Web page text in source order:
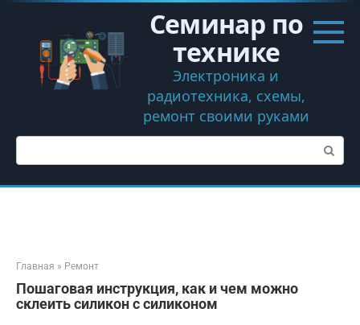
Перейти
контенту
Семинар по
технике
Электроника и
радиотехника, схемы,
ремонт своими руками
Поиск:
Главная » Ремонт
Пошаговая инструкция, как и чем можно
склеить силикон с силиконом